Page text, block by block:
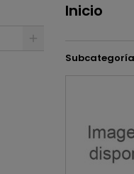
Inicio